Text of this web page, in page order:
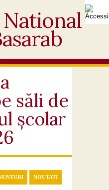
săli de
școlar
NOUTATI